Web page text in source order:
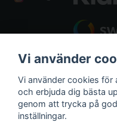
Fraktalternativ
Vi använder
Vi använder cookies för
och erbjuda dig bästa
genom att trycka på
inställningar.